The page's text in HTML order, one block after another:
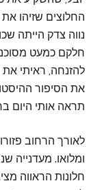
החלוצים שזיהו
נווה צדק הייתה
חלקם כמעט
להזנחה, ראיתי
את הסיפור
תראה אותי היום
לאורך הרחוב
ומלואו. מעדנייה
חלונות הראווה